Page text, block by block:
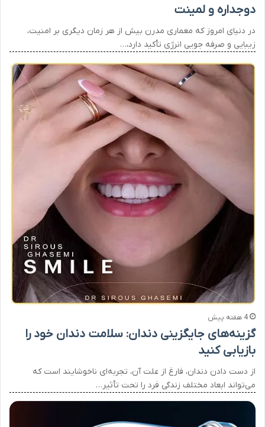
دوجداره و لمینت
در دنیای امروز که معماری مدرن بیش از هر زمان دیگری بر امنیت،
زیبایی و صرفه‌ جویی انرژی تأکید دارد،…
4 هفته پیش
گزینه‌های جایگزینی دندان: سلامت دندان خود را
بازیابی کنید
از دست دادن دندان، فارغ از علت آن، تجربه‌ای ناخوشایند است که
می‌تواند ابعاد مختلف زندگی فرد را تحت تأثیر…